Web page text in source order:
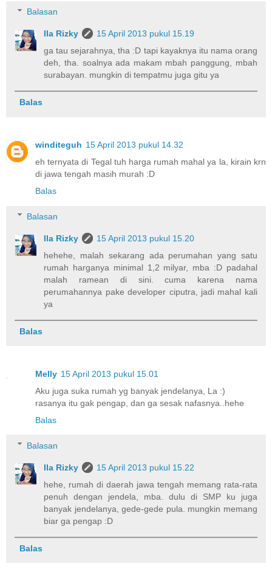
Balasan
Ila Rizky
15 April 2013 pukul 15.19
ga tau sejarahnya, tha :D tapi kayaknya itu nama orang
deh, tha. soalnya ada makam mbah panggung, mbah
surabayan. mungkin di tempatmu juga gitu ya
Balas
winditeguh 15 April 2013 pukul 14.32
eh ternyata di Tegal tuh harga rumah mahal ya la, kirain krn
di jawa tengah masih murah :D
Balas
Balasan
Ila Rizky
15 April 2013 pukul 15.20
hehehe, malah sekarang ada perumahan yang satu
rumah harganya minimal 1,2 milyar, mba :D padahal
malah ramean di sini. cuma karena nama
perumahannya pake developer ciputra, jadi mahal kali
ya
Balas
Melly 15 April 2013 pukul 15.01
Aku juga suka rumah yg banyak jendelanya, La :)
rasanya itu gak pengap, dan ga sesak nafasnya..hehe
Balas
Balasan
Ila Rizky
15 April 2013 pukul 15.22
hehe, rumah di daerah jawa tengah memang rata-rata
penuh dengan jendela, mba. dulu di SMP ku juga
banyak jendelanya, gede-gede pula. mungkin memang
biar ga pengap :D
Balas